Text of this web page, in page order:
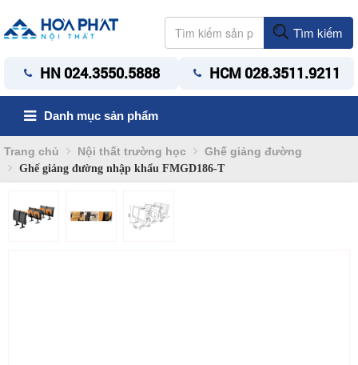
Tìm kiếm
HN 024.3550.5888 HCM 028.3511.9211
Danh mục sản phẩm
Trang chủ Nội thất trường học Ghế giảng đường
Ghế giảng đường nhập khẩu FMGD186-T